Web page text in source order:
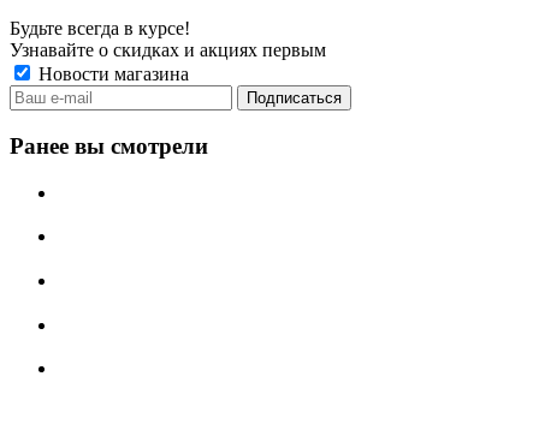
Будьте всегда в курсе!
Узнавайте о скидках и акциях первым
Новости магазина
Ранее вы смотрели